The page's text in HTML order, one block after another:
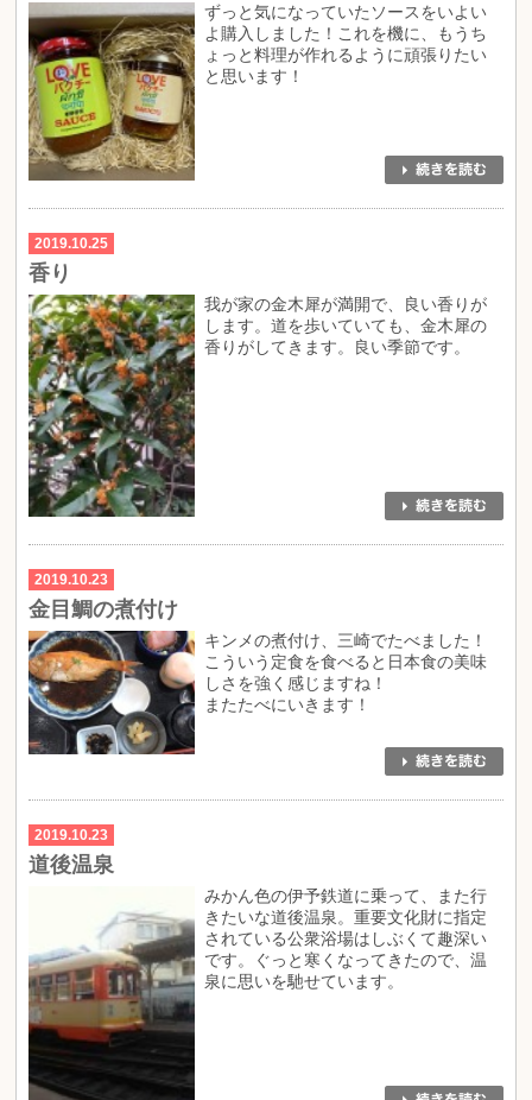
ずっと気になっていたソースをいよい
よ購入しました！これを機に、もうち
ょっと料理が作れるように頑張りたい
と思います！
2019.10.25
香り
我が家の金木犀が満開で、良い香りが
します。道を歩いていても、金木犀の
香りがしてきます。良い季節です。
2019.10.23
金目鯛の煮付け
キンメの煮付け、三崎でたべました！
こういう定食を食べると日本食の美味
しさを強く感じますね！
またたべにいきます！
2019.10.23
道後温泉
みかん色の伊予鉄道に乗って、また行
きたいな道後温泉。重要文化財に指定
されている公衆浴場はしぶくて趣深い
です。ぐっと寒くなってきたので、温
泉に思いを馳せています。